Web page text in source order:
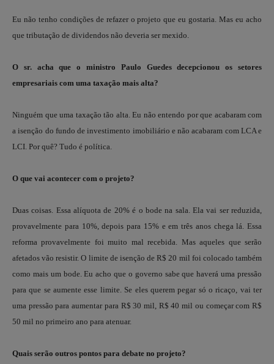
Eu não tenho condições de refazer o projeto que eu gostaria. Mas eu acho
que tributação de dividendos não deveria ser mexido.
O sr. acha que o ministro Paulo Guedes decepcionou os setores
empresariais com uma taxação mais alta?
Ninguém que uma taxação tão alta. Eu não entendo por que acabaram com
a isenção do fundo de investimento imobiliário e não acabaram com LCA e
LCI. Por quê? Tudo é política.
O que vai acontecer com o projeto?
Duas coisas. Essa alíquota de 20% é o bode na sala. Ela vai ser reduzida,
provavelmente para 10%, depois para 15% e em três anos chega lá. Essa
reforma provavelmente foi muito mal recebida. Mas aqueles que serão
afetados vão resistir. O limite de isenção de R$ 20 mil foi colocado também
como mais um bode. Eu acho que o governo sabe que haverá uma pressão
para que se aumente esse limite. Se eles querem pegar só o ricaço, vai ter
uma pressão para aumentar para R$ 30 mil, R$ 40 mil ou começar com R$
50 mil no primeiro ano para atenuar.
Quais serão outros pontos para debate no projeto?